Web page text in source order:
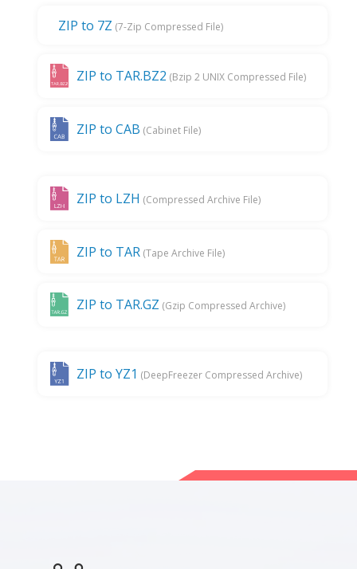
ZIP to 7Z (7-Zip Compressed File)
ZIP to TAR.BZ2 (Bzip 2 UNIX Compressed File)
ZIP to CAB (Cabinet File)
ZIP to LZH (Compressed Archive File)
ZIP to TAR (Tape Archive File)
ZIP to TAR.GZ (Gzip Compressed Archive)
ZIP to YZ1 (DeepFreezer Compressed Archive)